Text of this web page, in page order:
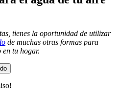
tienes la oportunidad de utilizar
de muchas otras formas para
en tu hogar.